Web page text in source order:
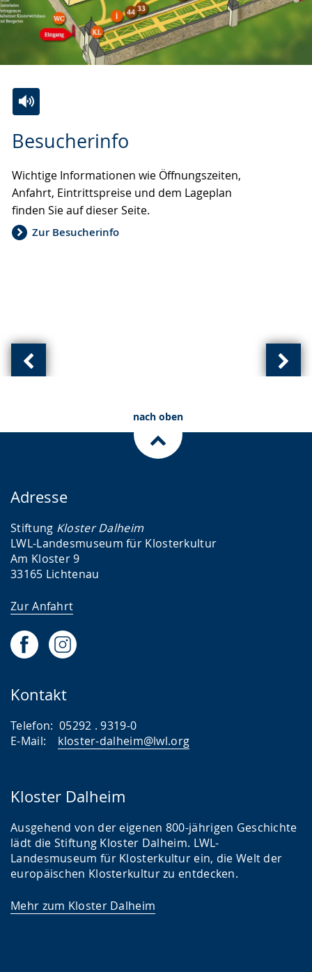
Vorherige
von
von
Besucherinfo
Wichtige Informationen wie Öffnungszeiten,
Anfahrt, Eintrittspreise und dem Lageplan
finden Sie auf dieser Seite.
Zur Besucherinfo
Leichten
wechseln.
Audio-
Video
Deutscher
Gebärdensprache
wird
angezeigt.
nach oben
Adresse
Stiftung Kloster Dalheim
LWL-Landesmuseum für Klosterkultur
Am Kloster 9
33165 Lichtenau
Zur Anfahrt
Kontakt
Telefon: 05292 . 9319-0
E-Mail: kloster-dalheim@lwl.org
Kloster Dalheim
Ausgehend von der eigenen 800-jährigen Geschichte
lädt die Stiftung Kloster Dalheim. LWL-
Landesmuseum für Klosterkultur ein, die Welt der
europäischen Klosterkultur zu entdecken.
Mehr zum Kloster Dalheim